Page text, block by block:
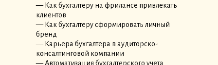
— Как бухгалтеру на фрилансе привлекать
клиентов
— Как бухгалтеру сформировать личный
бренд
— Карьера бухгалтера в аудиторско-
консалтинговой компании
— Автоматизация бухгалтерского учета